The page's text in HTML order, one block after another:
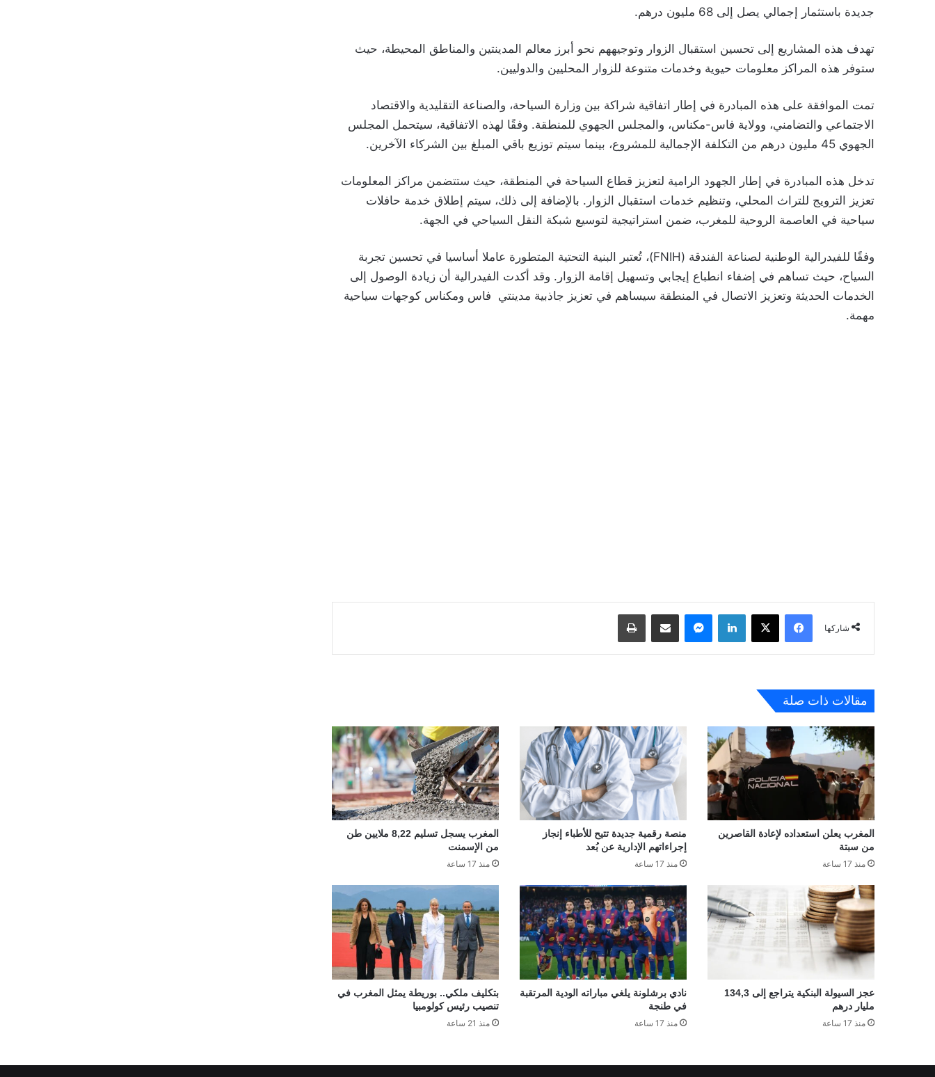
جديدة باستثمار إجمالي يصل إلى 68 مليون درهم.
تهدف هذه المشاريع إلى تحسين استقبال الزوار وتوجيههم نحو أبرز معالم المدينتين والمناطق المحيطة، حيث
ستوفر هذه المراكز معلومات حيوية وخدمات متنوعة للزوار المحليين والدوليين.
تمت الموافقة على هذه المبادرة في إطار اتفاقية شراكة بين وزارة السياحة، والصناعة التقليدية والاقتصاد
الاجتماعي والتضامني، وولاية فاس-مكناس، والمجلس الجهوي للمنطقة. وفقًا لهذه الاتفاقية، سيتحمل المجلس
الجهوي 45 مليون درهم من التكلفة الإجمالية للمشروع، بينما سيتم توزيع باقي المبلغ بين الشركاء الآخرين.
تدخل هذه المبادرة في إطار الجهود الرامية لتعزيز قطاع السياحة في المنطقة، حيث ستتضمن مراكز المعلومات
تعزيز الترويج للتراث المحلي، وتنظيم خدمات استقبال الزوار. بالإضافة إلى ذلك، سيتم إطلاق خدمة حافلات
سياحية في العاصمة الروحية للمغرب، ضمن استراتيجية لتوسيع شبكة النقل السياحي في الجهة.
وفقًا للفيدرالية الوطنية لصناعة الفندقة (FNIH)، تُعتبر البنية التحتية المتطورة عاملا أساسيا في تحسين تجربة
السياح، حيث تساهم في إضفاء انطباع إيجابي وتسهيل إقامة الزوار. وقد أكدت الفيدرالية أن زيادة الوصول إلى
الخدمات الحديثة وتعزيز الاتصال في المنطقة سيساهم في تعزيز جاذبية مدينتي فاس ومكناس كوجهات سياحية
مهمة.
شاركها
فيسبوك لينكدإن
مقالات ذات صلة
المغرب يعلن استعداده لإعادة القاصرين
من سبتة
منذ 17 ساعة
منصة رقمية جديدة تتيح للأطباء إنجاز
إجراءاتهم الإدارية عن بُعد
منذ 17 ساعة
المغرب يسجل تسليم 8,22 ملايين طن
من الإسمنت
منذ 17 ساعة
عجز السيولة البنكية يتراجع إلى 134,3
مليار درهم
منذ 17 ساعة
نادي برشلونة يلغي مباراته الودية المرتقبة
في طنجة
منذ 17 ساعة
بتكليف ملكي.. بوريطة يمثل المغرب في
تنصيب رئيس كولومبيا
منذ 21 ساعة